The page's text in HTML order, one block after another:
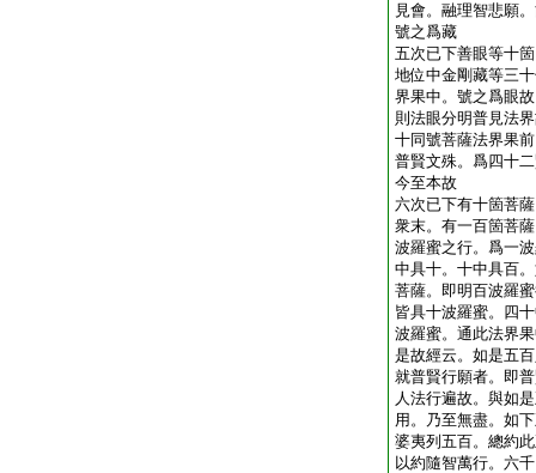
見會。融理智悲願
號之爲藏
五次已下善眼等十
地位中金剛藏等三
界果中。號之爲眼
則法眼分明普見法
十同號菩薩法界果
普賢文殊。爲四十
今至本故
六次已下有十箇菩
衆末。有一百箇菩
波羅蜜之行。爲一
中具十。十中具百
菩薩。即明百波羅
皆具十波羅蜜。四
波羅蜜。通此法界
是故經云。如是五
就普賢行願者。即
人法行遍故。與如
用。乃至無盡。如
婆夷列五百。總約
以約隨智萬行。六